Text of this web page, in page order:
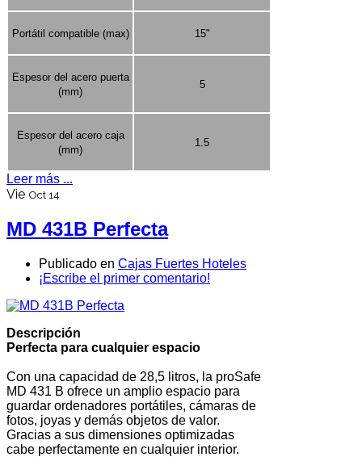
Portátil compatible (max) 15"
Espesor del acero puerta
(mm)
5
Espesor del acero caja
(mm)
1.5
Leer más ...
Vie Oct 14
MD 431B Perfecta
Publicado en Cajas Fuertes Hoteles
¡Escribe el primer comentario!
Descripción
Perfecta para cualquier espacio
Con una capacidad de 28,5 litros, la proSafe
MD 431 B ofrece un amplio espacio para
guardar ordenadores portátiles, cámaras de
fotos, joyas y demás objetos de valor.
Gracias a sus dimensiones optimizadas
cabe perfectamente en cualquier interior.